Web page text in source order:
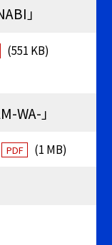
」
(551 KB)
WA-」
PDF (1 MB)